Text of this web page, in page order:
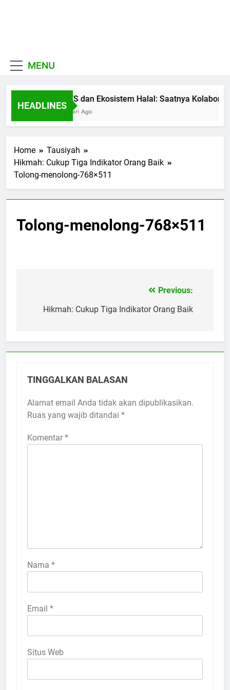
MENU
HEADLINES
MES dan Ekosistem Halal: Saatnya
4 Hari Ago
Home
Tausiyah
Hikmah: Cukup Tiga Indikator Orang Baik
Tolong-menolong-768×511
Tolong-menolong-768×511
pos
Previous:
Hikmah: Cukup Tiga Indikator Orang Baik
TINGGALKAN BALASAN
Alamat email Anda tidak akan dipublikasikan.
Ruas yang wajib ditandai *
Komentar *
Nama *
Email *
Situs Web
Ulama Muda Diminta Tak Gagap